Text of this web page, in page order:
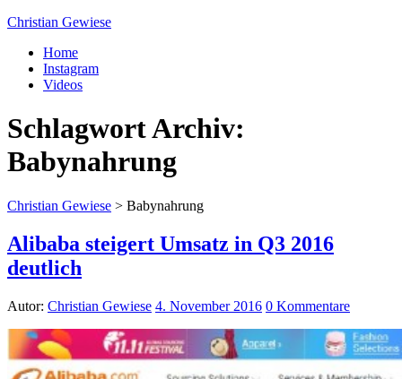
Christian Gewiese
Home
Instagram
Videos
Schlagwort Archiv:
Babynahrung
Christian Gewiese > Babynahrung
Alibaba steigert Umsatz in Q3 2016
deutlich
Autor: Christian Gewiese 4. November 2016 0 Kommentare